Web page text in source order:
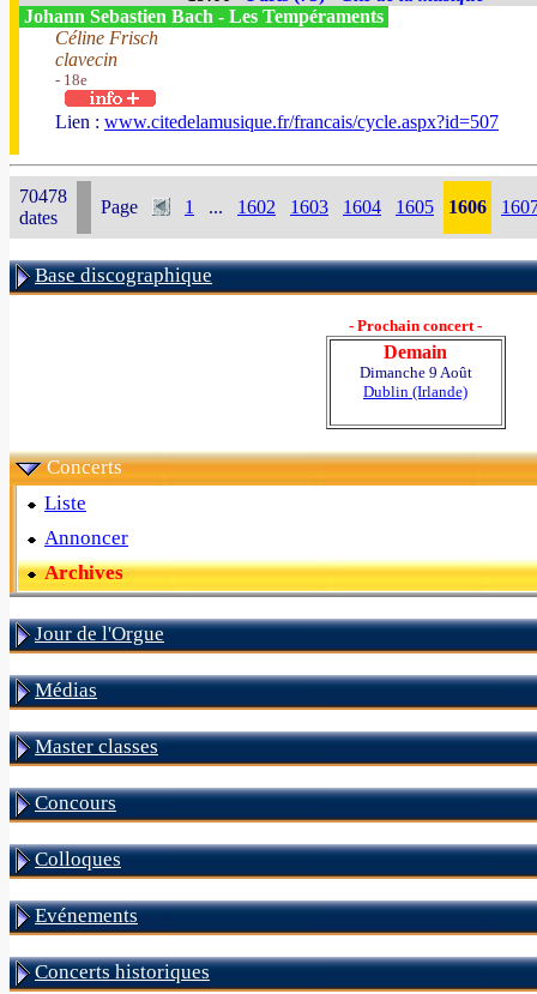
Johann Sebastien Bach - Les Tempéraments
Céline Frisch
clavecin
- 18e
Lien : www.citedelamusique.fr/francais/cycle.aspx?id=507
70478
dates
Page 1 ... 1602 1603 1604 1605 1606
Base discographique
- Prochain concert -
Demain
Dimanche 9 Août
Dublin (Irlande)
Concerts
Liste
Annoncer
Archives
Jour de l'Orgue
Médias
Master classes
Concours
Colloques
Evénements
Concerts historiques